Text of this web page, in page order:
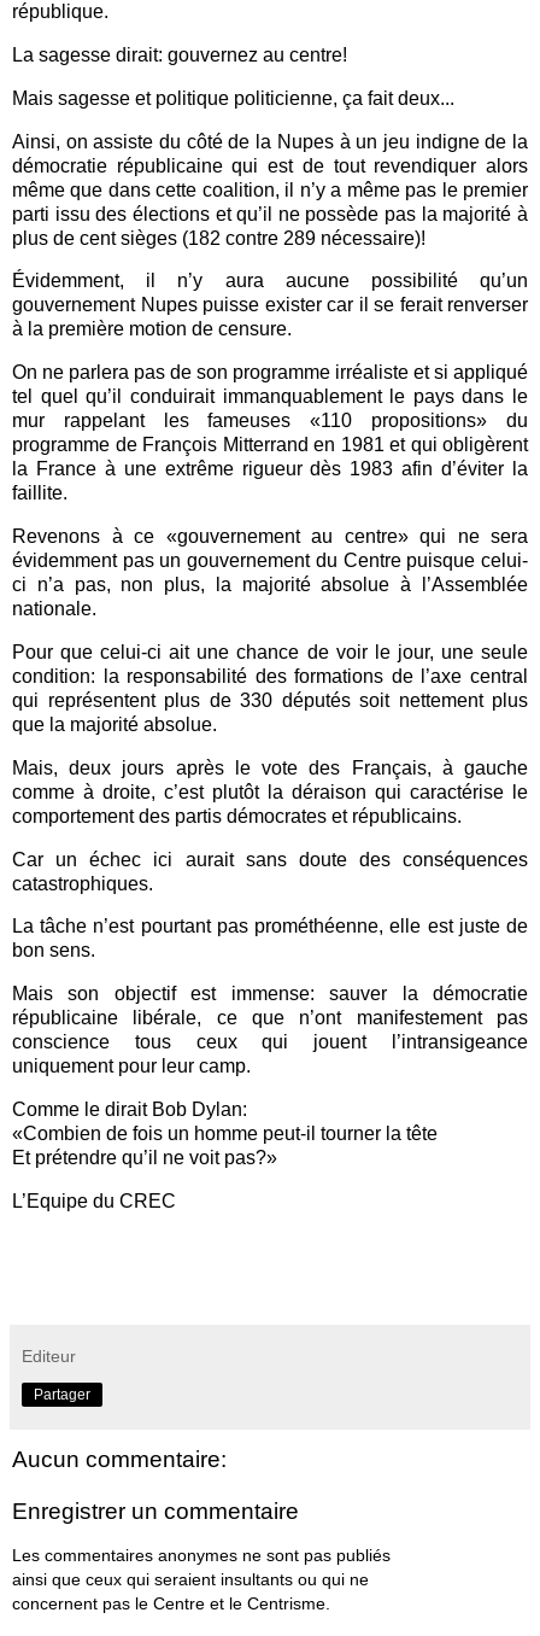
république.
La sagesse dirait: gouvernez au centre!
Mais sagesse et politique politicienne, ça fait deux...
Ainsi, on assiste du côté de la Nupes à un jeu indigne de la
démocratie républicaine qui est de tout revendiquer alors
même que dans cette coalition, il n’y a même pas le premier
parti issu des élections et qu’il ne possède pas la majorité à
plus de cent sièges (182 contre 289 nécessaire)!
Évidemment, il n’y aura aucune possibilité qu’un
gouvernement Nupes puisse exister car il se ferait renverser
à la première motion de censure.
On ne parlera pas de son programme irréaliste et si appliqué
tel quel qu’il conduirait immanquablement le pays dans le
mur rappelant les fameuses «110 propositions» du
programme de François Mitterrand en 1981 et qui obligèrent
la France à une extrême rigueur dès 1983 afin d’éviter la
faillite.
Revenons à ce «gouvernement au centre» qui ne sera
évidemment pas un gouvernement du Centre puisque celui-
ci n’a pas, non plus, la majorité absolue à l’Assemblée
nationale.
Pour que celui-ci ait une chance de voir le jour, une seule
condition: la responsabilité des formations de l’axe central
qui représentent plus de 330 députés soit nettement plus
que la majorité absolue.
Mais, deux jours après le vote des Français, à gauche
comme à droite, c’est plutôt la déraison qui caractérise le
comportement des partis démocrates et républicains.
Car un échec ici aurait sans doute des conséquences
catastrophiques.
La tâche n’est pourtant pas prométhéenne, elle est juste de
bon sens.
Mais son objectif est immense: sauver la démocratie
républicaine libérale, ce que n’ont manifestement pas
conscience tous ceux qui jouent l’intransigeance
uniquement pour leur camp.
Comme le dirait Bob Dylan:
«Combien de fois un homme peut-il tourner la tête
Et prétendre qu’il ne voit pas?»
L’Equipe du CREC
Editeur
Partager
Aucun commentaire:
Enregistrer un commentaire
Les commentaires anonymes ne sont pas publiés
ainsi que ceux qui seraient insultants ou qui ne
concernent pas le Centre et le Centrisme.